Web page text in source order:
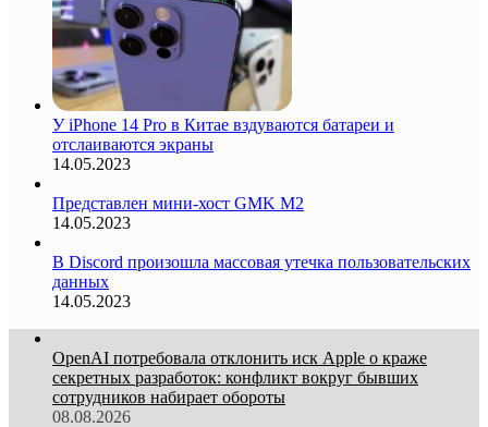
У iPhone 14 Pro в Китае вздуваются батареи и
отслаиваются экраны
14.05.2023
Представлен мини-хост GMK M2
14.05.2023
В Discord произошла массовая утечка пользовательских
данных
14.05.2023
OpenAI потребовала отклонить иск Apple о краже
секретных разработок: конфликт вокруг бывших
сотрудников набирает обороты
08.08.2026